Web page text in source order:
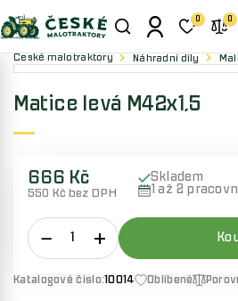
0 0
České malotraktory Náhradní díly
Matice levá M42x1,5
666 Kč
550 Kč bez DPH
Skladem
1 až 2
Katalogové číslo:10014 Oblíbené